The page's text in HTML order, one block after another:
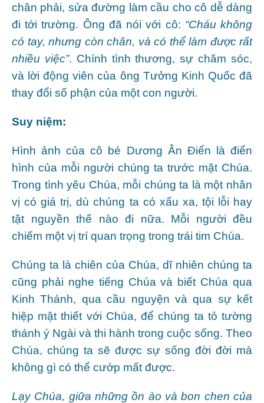
chân phải, sửa đường làm cầu cho cô dễ dàng
đi tới trường. Ông đã nói với cô: “Cháu không
có tay, nhưng còn chân, và có thể làm được rất
nhiều việc”. Chính tình thương, sự chăm sóc,
và lời động viên của ông Tưởng Kinh Quốc đã
thay đổi số phận của một con người.
Suy niệm:
Hình ảnh của cô bé Dương Ân Điển là điển
hình của mỗi người chúng ta trước mặt Chúa.
Trong tình yêu Chúa, mỗi chúng ta là một nhân
vị có giá trị, dù chúng ta có xấu xa, tội lỗi hay
tật nguyền thế nào đi nữa. Mỗi người đều
chiếm một vị trí quan trọng trong trái tim Chúa.
Chúng ta là chiên của Chúa, dĩ nhiên chúng ta
cũng phải nghe tiếng Chúa và biết Chúa qua
Kinh Thánh, qua cầu nguyện và qua sự kết
hiệp mật thiết với Chúa, để chúng ta tỏ tường
thánh ý Ngài và thi hành trong cuộc sống. Theo
Chúa, chúng ta sẽ được sự sống đời đời mà
không gì có thể cướp mất được.
Lạy Chúa, giữa những ồn ào và bon chen của